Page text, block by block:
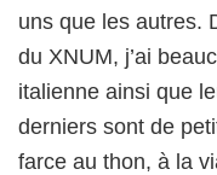
uns que les autres.
du XNUM, j’ai
italienne ainsi que
derniers sont de
farce au thon, à la